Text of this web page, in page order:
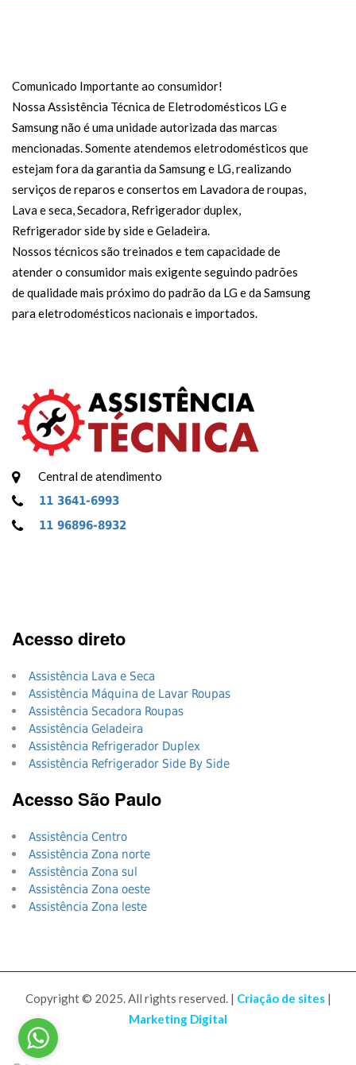
Comunicado Importante ao consumidor!
Nossa Assistência Técnica de Eletrodomésticos LG e
Samsung não é uma unidade autorizada das marcas
mencionadas. Somente atendemos eletrodomésticos que
estejam fora da garantia da Samsung e LG, realizando
serviços de reparos e consertos em Lavadora de roupas,
Lava e seca, Secadora, Refrigerador duplex,
Refrigerador side by side e Geladeira.
Nossos técnicos são treinados e tem capacidade de
atender o consumidor mais exigente seguindo padrões
de qualidade mais próximo do padrão da LG e da Samsung
para eletrodomésticos nacionais e importados.
Central de atendimento
11 3641-6993
11 96896-8932
Acesso direto
Assistência Lava e Seca
Assistência Máquina de Lavar Roupas
Assistência Secadora Roupas
Assistência Geladeira
Assistência Refrigerador Duplex
Assistência Refrigerador Side By Side
Acesso São Paulo
Assistência Centro
Assistência Zona norte
Assistência Zona sul
Assistência Zona oeste
Assistência Zona leste
Copyright © 2025. All rights reserved. | Criação de sites|
Marketing Digital